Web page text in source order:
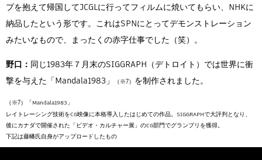
プを抱えて帰国してJCGLに行ってフィルムに焼いてもらい、NHKに
納品したという形です。これはSPNにとってデモンストレーション
みたいなもので、まったくの赤字仕事でした（笑）。
野口： 同じ1983年７月末のSIGGRAPH（デトロイト）では世界に衝
撃を与えた「Mandala1983」
を制作されました。
「Mandala1983」
レイトレーシング技術をCG映像に本格導入したはじめての作品。SIGGRAPHで大評判となり、
後にカナダで開催された「ビデオ・カルチャー展」のCG部門でグランプリを獲得。
下記は藤幡氏自身がアップロードしたもの